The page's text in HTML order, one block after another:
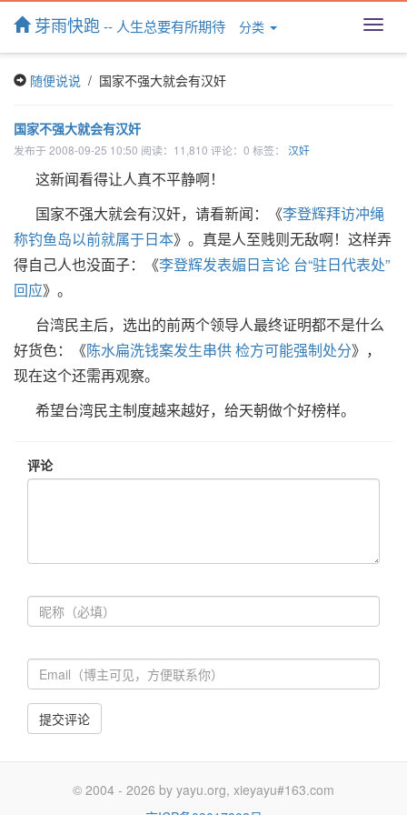
T
g
a
t
i
芽雨快跑-- 人生总要有所期待 分类
随便说说 / 国家不强大就会有汉奸
国家不强大就会有汉奸
发布于 2008-09-25 10:50 阅读：11,810 评论：0 标签： 汉奸
这新闻看得让人真不平静啊！
国家不强大就会有汉奸，请看新闻：《李登辉拜访冲绳
称钓鱼岛以前就属于日本》。真是人至贱则无敌啊！这样弄
得自己人也没面子：《李登辉发表媚日言论 台“驻日代表处”
回应》。
台湾民主后，选出的前两个领导人最终证明都不是什么
好货色：《陈水扁洗钱案发生串供 检方可能强制处分》，
现在这个还需再观察。
希望台湾民主制度越来越好，给天朝做个好榜样。
评论
提交评论
© 2004 - 2026 by yayu.org, xieyayu#163.com